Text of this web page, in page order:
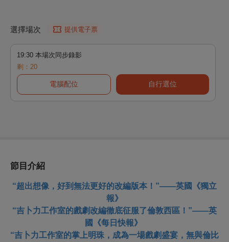
選擇場次 提供電子票
19:30 本場次同步錄影
剩：20
電腦配位 自行選位
節目介紹
“超出想像 ，好到無法更好的改編版本！”——英國《獨立
報》
“吉卜力工作室的戲劇改編徹底征服了倫敦西區！”——英
國《每日快報》
“吉卜力工作室的掌上明珠，成為一場戲劇盛宴，無與倫比